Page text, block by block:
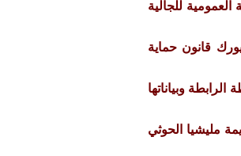
للجالية
قانون حماية
وبياناتها
مليشيا الحوثي